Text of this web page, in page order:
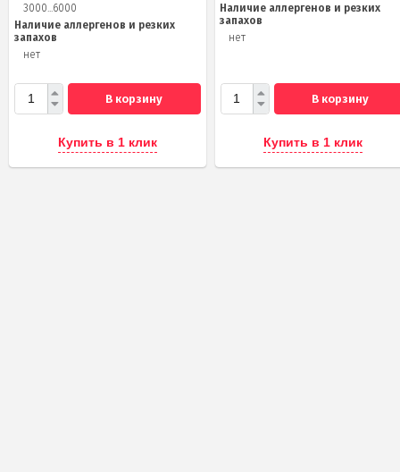
3000...6000
Наличие аллергенов и резких
запахов
нет
В корзину
Купить в 1 клик
Наличие аллергенов и резких
запахов
нет
В корзину
Купить в 1 клик